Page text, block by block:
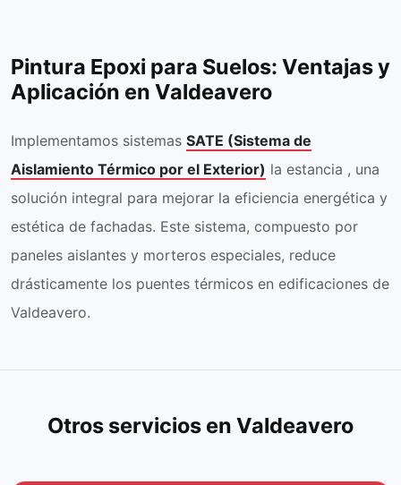
Pintura Epoxi para Suelos: Ventajas y
Aplicación en Valdeavero
Implementamos sistemas SATE (Sistema de
Aislamiento Térmico por el Exterior) la estancia , una
solución integral para mejorar la eficiencia energética y
estética de fachadas. Este sistema, compuesto por
paneles aislantes y morteros especiales, reduce
drásticamente los puentes térmicos en edificaciones de
Valdeavero.
Otros servicios en Valdeavero